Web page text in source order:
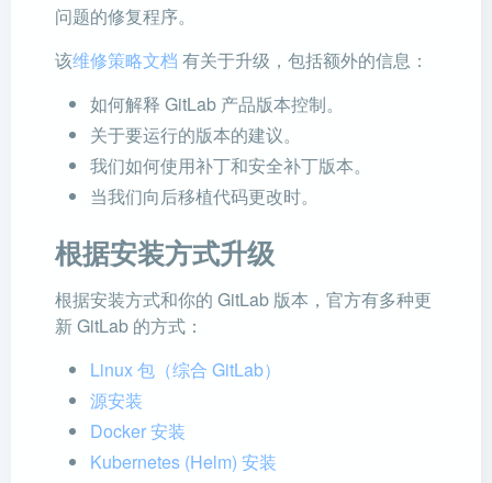
问题的修复程序。
该维修策略文档 有关于升级，包括额外的信息：
如何解释 GitLab 产品版本控制。
关于要运行的版本的建议。
我们如何使用补丁和安全补丁版本。
当我们向后移植代码更改时。
根据安装方式升级
根据安装方式和你的 GitLab 版本，官方有多种更
新 GitLab 的方式：
Linux 包（综合 GitLab）
源安装
Docker 安装
Kubernetes (Helm) 安装